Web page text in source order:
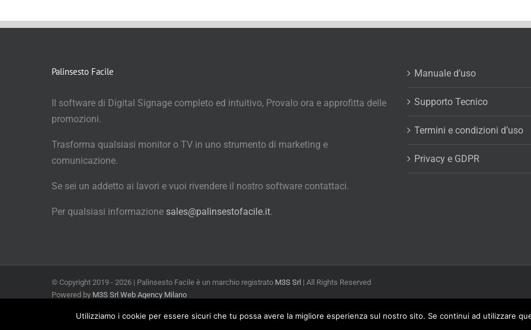
Palinsesto Facile
Il software di Digital Signage completo ed intuitivo, Provalo ora e approfitta delle
promozioni.
Trasforma qualsiasi monitor o TV in uno strumento di marketing e
comunicazione.
Se sei un addetto ai lavori e vuoi rivendere il nostro software contattaci.
Per qualsiasi informazione sales@palinsestofacile.it.
Manuale d’uso
Supporto Tecnico
Termini e condizioni d’uso
Privacy e GDPR
© Copyright 2019 - 2026 | Palinsesto Facile è un marchio registrato M3S Srl | All Rights Reserved
Powered by M3S Srl Web Agency Milano
Utilizziamo i cookie per essere sicuri che tu possa avere la migliore esperienza sul nostro sito. Se continui ad utilizzare